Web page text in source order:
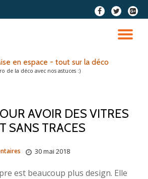
fa-
facebook
fa-
twitter
fa-
plus-
en espace - tout sur la déco
de la déco avec nos astuces :)
AVOIR DES VITRES
SANS TRACES
30 mai 2018
est beaucoup plus design. Elle